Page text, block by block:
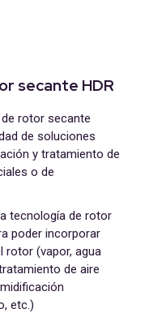
secante HDR
rotor secante
de soluciones
y tratamiento de
o de
tecnología de rotor
poder incorporar
rotor (vapor, agua
de aire
etc.)